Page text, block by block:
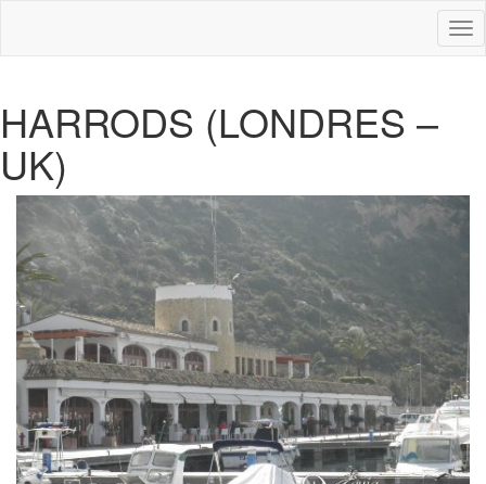
HARRODS (LONDRES –
UK)